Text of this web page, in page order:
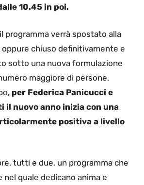
10.45 in poi.
programma verrà spostato alla
chiuso definitivamente e
sotto una nuova formulazione
maggiore di persone.
per Federica Panicucci e
il nuovo anno inizia con una
positiva a livello
tutti e due, un programma che
nel quale dedicano anima e